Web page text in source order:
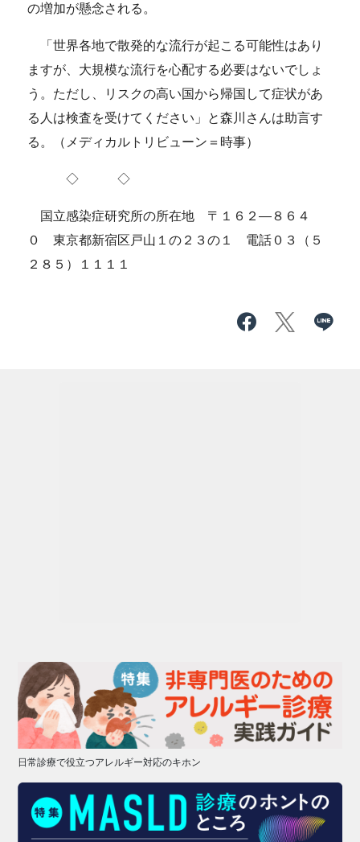
の増加が懸念される。
「世界各地で散発的な流行が起こる可能性はあり
ますが、大規模な流行を心配する必要はないでしょ
う。ただし、リスクの高い国から帰国して症状があ
る人は検査を受けてください」と森川さんは助言す
る。（メディカルトリビューン＝時事）
◇ ◇
国立感染症研究所の所在地 〒１６２―８６４
０ 東京都新宿区戸山１の２３の１ 電話０３（５
２８５）１１１１
日常診療で役立つアレルギー対応のキホン